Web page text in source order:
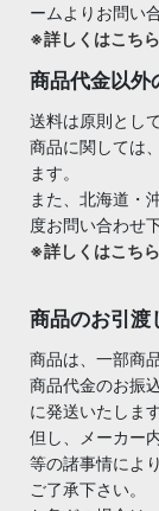
ームよりお問い
※詳しくはこちら
商品代金以外
送料は原則とし
商品に関しては
ます。
また、北海道・
度お問い合わせ
※詳しくはこちら
商品のお引渡
商品は、一部商
商品代金のお振
に発送いたします
但し、メーカー
等の諸事情によ
ご了承下さい。